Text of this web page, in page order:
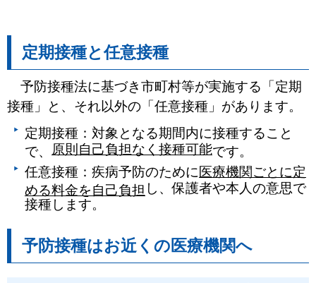
定期接種と任意接種
予防接種法に基づき市町村等が実施する「定期
接種」と、それ以外の「任意接種」があります。
定期接種：対象となる期間内に接種すること
で、 原則自己負担なく接種可能です。
任意接種：疾病予防のために 医療機関ごとに定
める料金を自己負担 し、保護者や本人の意思で
接種します。
予防接種はお近くの医療機関へ